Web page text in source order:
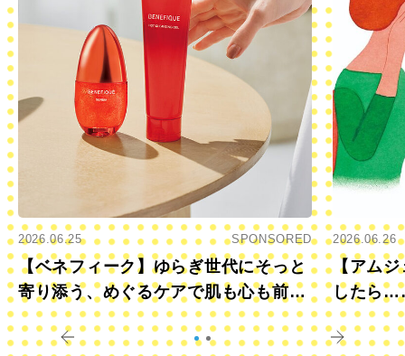
2026.06.25 SPONSORED
【ベネフィーク】ゆらぎ世代にそっと
寄り添う、めぐるケアで肌も心も前向
きに
2026.06.26
【アムジ
したら
すか？